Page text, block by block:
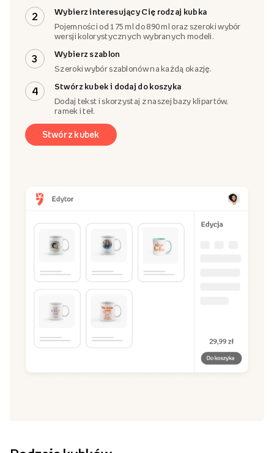
2
Wybierz interesujący Cię rodzaj kubka
Pojemności od 175 ml do 890 ml oraz szeroki wybór
wersji kolorystycznych wybranych modeli.
3
Wybierz szablon
Szeroki wybór szablonów na każdą okazję.
4
Stwórz kubek i dodaj do koszyka
Dodaj tekst i skorzystaj z naszej bazy klipartów,
ramek i teł.
Stwórz kubek